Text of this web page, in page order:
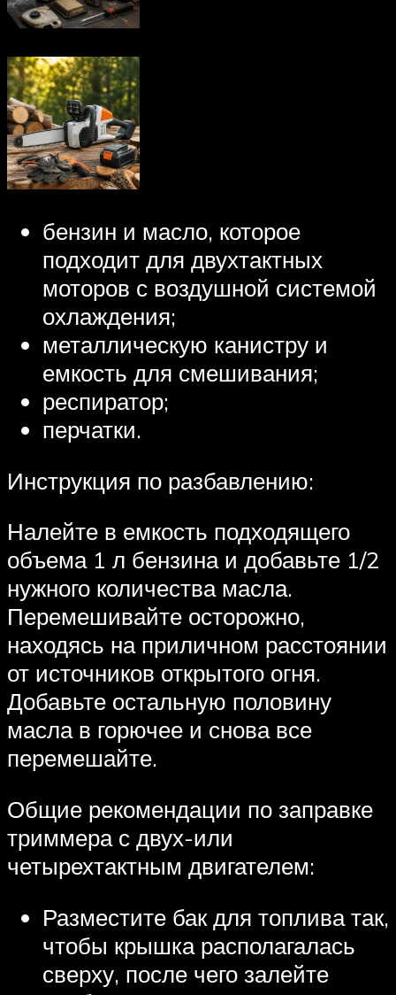
бензин и масло, которое
подходит для двухтактных
моторов с воздушной системой
охлаждения;
металлическую канистру и
емкость для смешивания;
респиратор;
перчатки.
Инструкция по разбавлению:
Налейте в емкость подходящего
объема 1 л бензина и добавьте 1/2
нужного количества масла.
Перемешивайте осторожно,
находясь на приличном расстоянии
от источников открытого огня.
Добавьте остальную половину
масла в горючее и снова все
перемешайте.
Общие рекомендации по заправке
триммера с двух-или
четырехтактным двигателем:
Разместите бак для топлива так,
чтобы крышка располагалась
сверху, после чего залейте